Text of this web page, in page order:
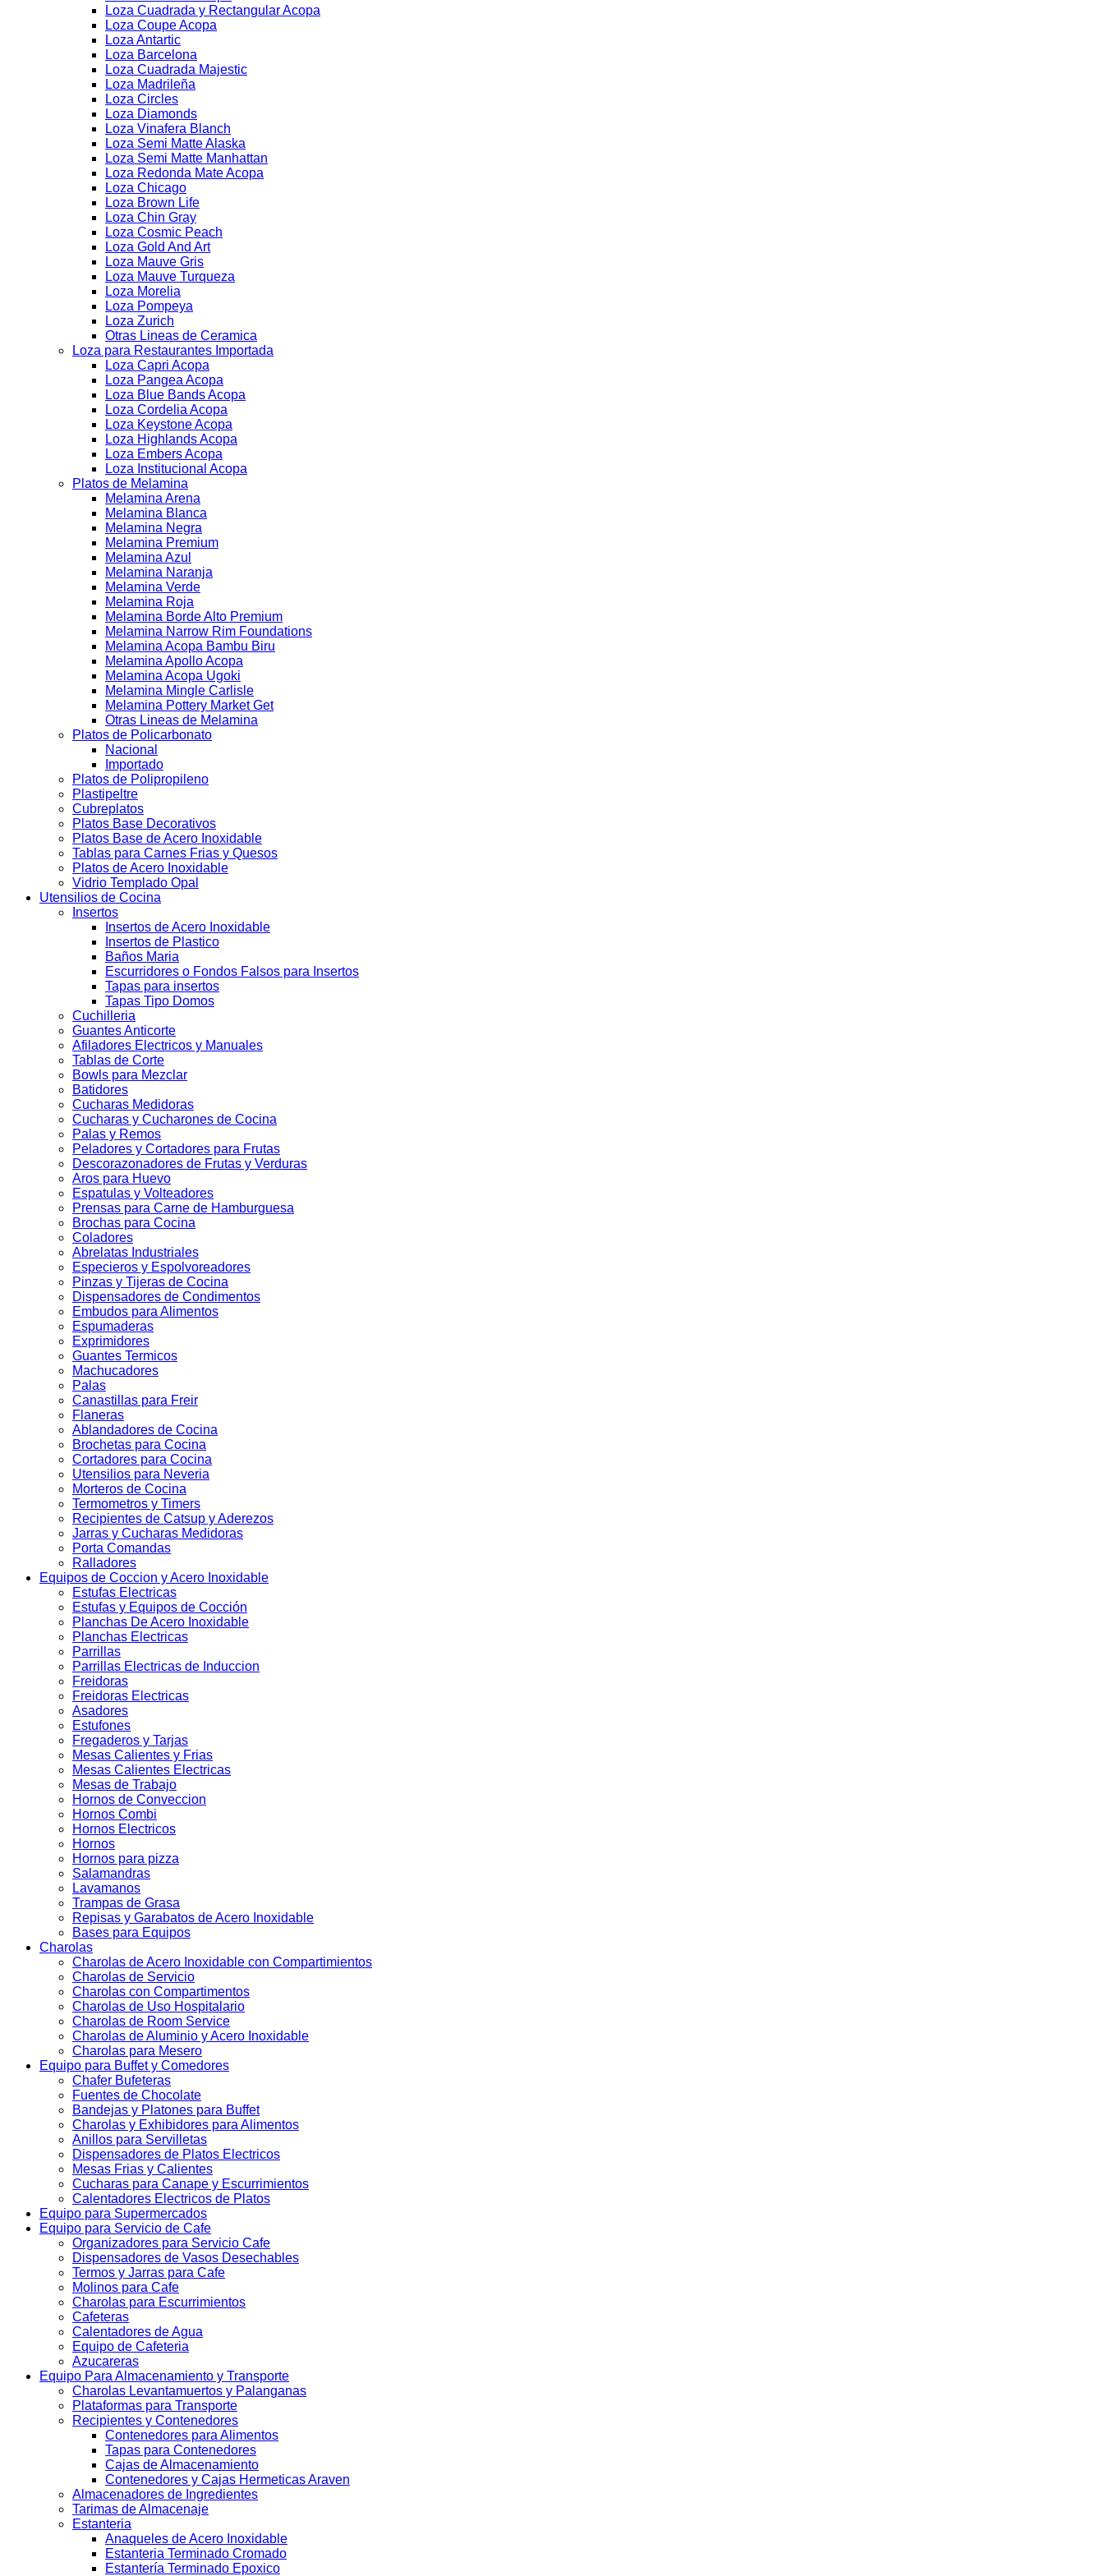
Loza Cuadrada y Rectangular Acopa
Loza Coupe Acopa
Loza Antartic
Loza Barcelona
Loza Cuadrada Majestic
Loza Madrileña
Loza Circles
Loza Diamonds
Loza Vinafera Blanch
Loza Semi Matte Alaska
Loza Semi Matte Manhattan
Loza Redonda Mate Acopa
Loza Chicago
Loza Brown Life
Loza Chin Gray
Loza Cosmic Peach
Loza Gold And Art
Loza Mauve Gris
Loza Mauve Turqueza
Loza Morelia
Loza Pompeya
Loza Zurich
Otras Lineas de Ceramica
Loza para Restaurantes Importada
Loza Capri Acopa
Loza Pangea Acopa
Loza Blue Bands Acopa
Loza Cordelia Acopa
Loza Keystone Acopa
Loza Highlands Acopa
Loza Embers Acopa
Loza Institucional Acopa
Platos de Melamina
Melamina Arena
Melamina Blanca
Melamina Negra
Melamina Premium
Melamina Azul
Melamina Naranja
Melamina Verde
Melamina Roja
Melamina Borde Alto Premium
Melamina Narrow Rim Foundations
Melamina Acopa Bambu Biru
Melamina Apollo Acopa
Melamina Acopa Ugoki
Melamina Mingle Carlisle
Melamina Pottery Market Get
Otras Lineas de Melamina
Platos de Policarbonato
Nacional
Importado
Platos de Polipropileno
Plastipeltre
Cubreplatos
Platos Base Decorativos
Platos Base de Acero Inoxidable
Tablas para Carnes Frias y Quesos
Platos de Acero Inoxidable
Vidrio Templado Opal
Utensilios de Cocina
Insertos
Insertos de Acero Inoxidable
Insertos de Plastico
Baños Maria
Escurridores o Fondos Falsos para Insertos
Tapas para insertos
Tapas Tipo Domos
Cuchilleria
Guantes Anticorte
Afiladores Electricos y Manuales
Tablas de Corte
Bowls para Mezclar
Batidores
Cucharas Medidoras
Cucharas y Cucharones de Cocina
Palas y Remos
Peladores y Cortadores para Frutas
Descorazonadores de Frutas y Verduras
Aros para Huevo
Espatulas y Volteadores
Prensas para Carne de Hamburguesa
Brochas para Cocina
Coladores
Abrelatas Industriales
Especieros y Espolvoreadores
Pinzas y Tijeras de Cocina
Dispensadores de Condimentos
Embudos para Alimentos
Espumaderas
Exprimidores
Guantes Termicos
Machucadores
Palas
Canastillas para Freir
Flaneras
Ablandadores de Cocina
Brochetas para Cocina
Cortadores para Cocina
Utensilios para Neveria
Morteros de Cocina
Termometros y Timers
Recipientes de Catsup y Aderezos
Jarras y Cucharas Medidoras
Porta Comandas
Ralladores
Equipos de Coccion y Acero Inoxidable
Estufas Electricas
Estufas y Equipos de Cocción
Planchas De Acero Inoxidable
Planchas Electricas
Parrillas
Parrillas Electricas de Induccion
Freidoras
Freidoras Electricas
Asadores
Estufones
Fregaderos y Tarjas
Mesas Calientes y Frias
Mesas Calientes Electricas
Mesas de Trabajo
Hornos de Conveccion
Hornos Combi
Hornos Electricos
Hornos
Hornos para pizza
Salamandras
Lavamanos
Trampas de Grasa
Repisas y Garabatos de Acero Inoxidable
Bases para Equipos
Charolas
Charolas de Acero Inoxidable con Compartimientos
Charolas de Servicio
Charolas con Compartimentos
Charolas de Uso Hospitalario
Charolas de Room Service
Charolas de Aluminio y Acero Inoxidable
Charolas para Mesero
Equipo para Buffet y Comedores
Chafer Bufeteras
Fuentes de Chocolate
Bandejas y Platones para Buffet
Charolas y Exhibidores para Alimentos
Anillos para Servilletas
Dispensadores de Platos Electricos
Mesas Frias y Calientes
Cucharas para Canape y Escurrimientos
Calentadores Electricos de Platos
Equipo para Supermercados
Equipo para Servicio de Cafe
Organizadores para Servicio Cafe
Dispensadores de Vasos Desechables
Termos y Jarras para Cafe
Molinos para Cafe
Charolas para Escurrimientos
Cafeteras
Calentadores de Agua
Equipo de Cafeteria
Azucareras
Equipo Para Almacenamiento y Transporte
Charolas Levantamuertos y Palanganas
Plataformas para Transporte
Recipientes y Contenedores
Contenedores para Alimentos
Tapas para Contenedores
Cajas de Almacenamiento
Contenedores y Cajas Hermeticas Araven
Almacenadores de Ingredientes
Tarimas de Almacenaje
Estanteria
Anaqueles de Acero Inoxidable
Estanteria Terminado Cromado
Estantería Terminado Epoxico